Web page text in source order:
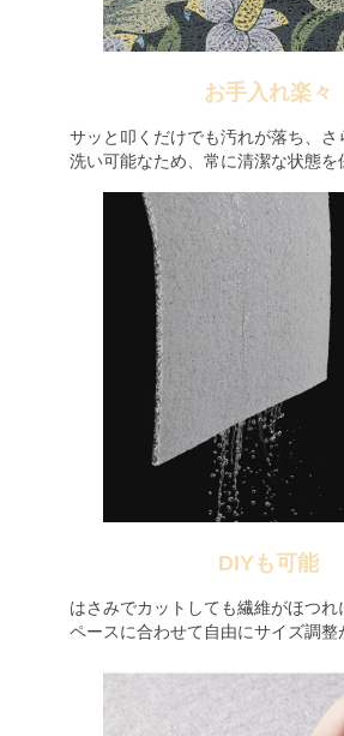
お手入れ楽々
サッと叩くだけでも汚れが落ち、さ
洗い可能なため、常に清潔な状態を
DIYも可能
はさみでカットしても繊維がほつれ
ペースに合わせて自由にサイズ調整